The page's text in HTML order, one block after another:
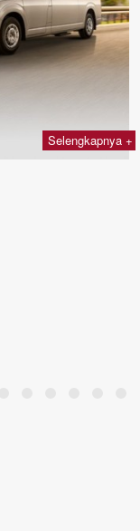
Selengkapnya +